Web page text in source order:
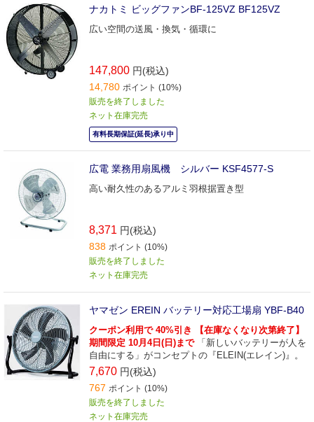
ナカトミ ビッグファンBF-125VZ BF125VZ
広い空間の送風・換気・循環に
147,800 円(税込)
14,780 ポイント (10%)
販売を終了しました
ネット在庫完売
有料長期保証(延長)承り中
広電 業務用扇風機 シルバー KSF4577-S
高い耐久性のあるアルミ羽根据置き型
8,371 円(税込)
838 ポイント (10%)
販売を終了しました
ネット在庫完売
ヤマゼン EREIN バッテリー対応工場扇 YBF-B40
クーポン利用で 40%引き 【在庫なくなり次第終了】
期間限定 10月4日(日)まで「新しいバッテリーが人を
自由にする」がコンセプトの『ELEIN(エレイン)』。
7,670 円(税込)
767 ポイント (10%)
販売を終了しました
ネット在庫完売